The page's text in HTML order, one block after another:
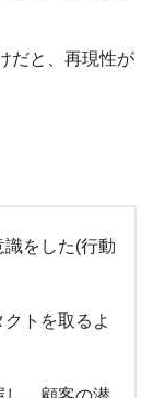
だと、再現性が
をした(行動
トを取るよ